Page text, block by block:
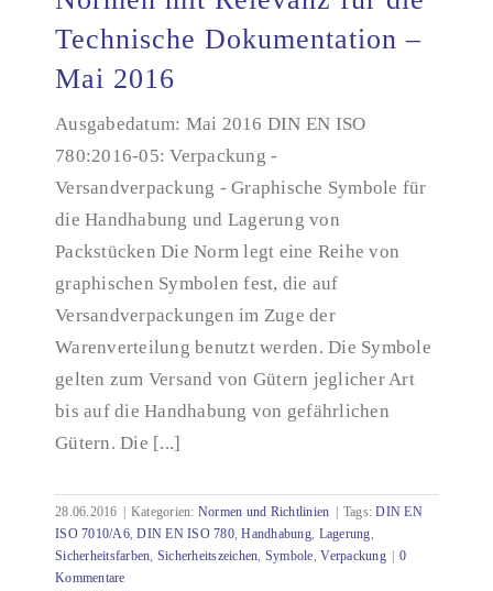
Normen mit Relevanz für die Technische
Technische Dokumentation –
Mai 2016
Ausgabedatum: Mai 2016 DIN EN ISO
780:2016-05: Verpackung -
Versandverpackung - Graphische Symbole für
die Handhabung und Lagerung von
Packstücken Die Norm legt eine Reihe von
graphischen Symbolen fest, die auf
Versandverpackungen im Zuge der
Warenverteilung benutzt werden. Die Symbole
gelten zum Versand von Gütern jeglicher Art
bis auf die Handhabung von gefährlichen
Gütern. Die [...]
28.06.2016 Kategorien: Normen und Richtlinien Tags:DIN EN
ISO 7010/A6,DIN EN ISO 780,Handhabung, Lagerung,
Sicherheitsfarben, Sicherheitszeichen, Symbole,Verpackung
0
Kommentare